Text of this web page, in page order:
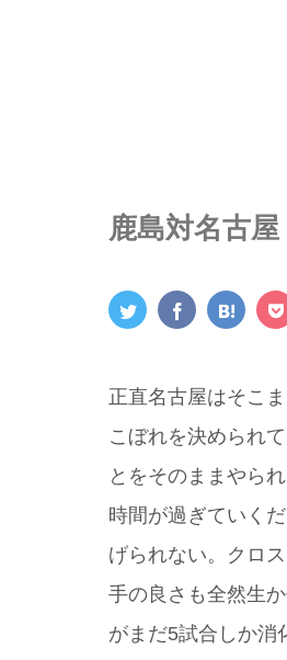
鹿島対名古屋
正直名古屋はそこ
こぼれを決められ
とをそのままやら
時間が過ぎていく
げられない。クロ
手の良さも全然生
がまだ5試合しか消